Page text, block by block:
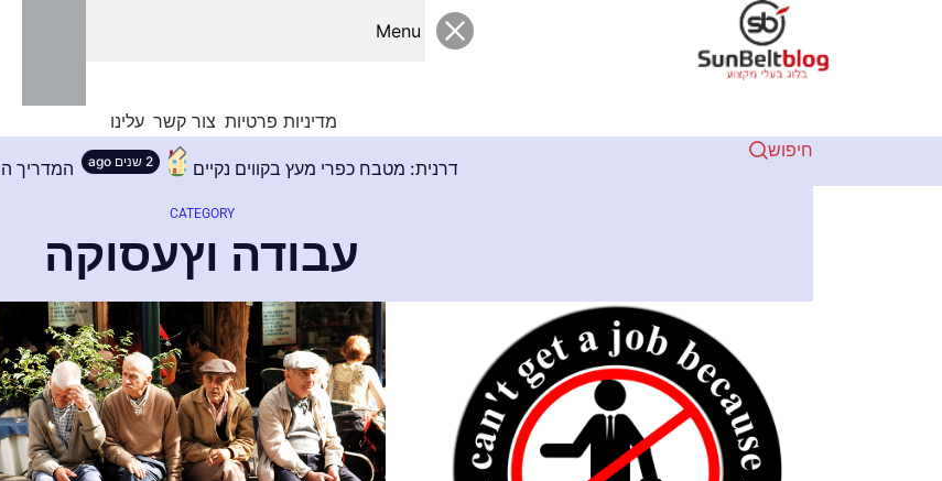
Menu
מדיניות פרטיות צור קשר עלינו
חיפוש
נוסטלגיה מודרנית: מטבח כפרי מעץ בקווים נקיים 2 שנים ago
CATEGORY
עבודה וץעסוקה